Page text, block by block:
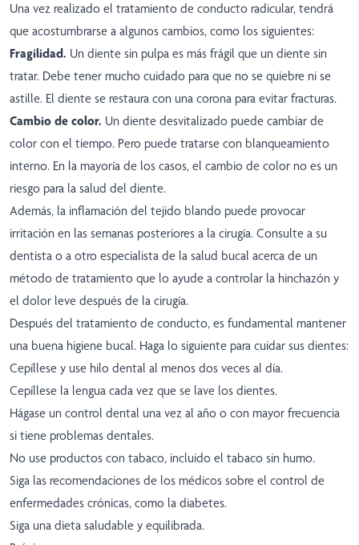
Una vez realizado el tratamiento de conducto radicular, tendrá
que acostumbrarse a algunos cambios, como los siguientes:
Fragilidad. Un diente sin pulpa es más frágil que un diente sin
tratar. Debe tener mucho cuidado para que no se quiebre ni se
astille. El diente se restaura con una corona para evitar fracturas.
Cambio de color. Un diente desvitalizado puede cambiar de
color con el tiempo. Pero puede tratarse con blanqueamiento
interno. En la mayoría de los casos, el cambio de color no es un
riesgo para la salud del diente.
Además, la inflamación del tejido blando puede provocar
irritación en las semanas posteriores a la cirugía. Consulte a su
dentista o a otro especialista de la salud bucal acerca de un
método de tratamiento que lo ayude a controlar la hinchazón y
el dolor leve después de la cirugía.
Después del tratamiento de conducto, es fundamental mantener
una buena higiene bucal. Haga lo siguiente para cuidar sus dientes:
Cepíllese y use hilo dental al menos dos veces al día.
Cepíllese la lengua cada vez que se lave los dientes.
Hágase un control dental una vez al año o con mayor frecuencia
si tiene problemas dentales.
No use productos con tabaco, incluido el tabaco sin humo.
Siga las recomendaciones de los médicos sobre el control de
enfermedades crónicas, como la diabetes.
Siga una dieta saludable y equilibrada.